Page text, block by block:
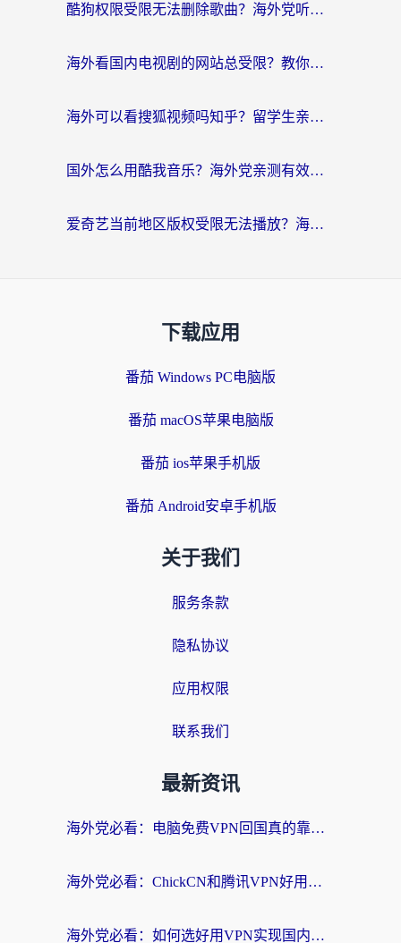
酷狗权限受限无法删除歌曲？海外党听国内音乐的终极解决方案来了
海外看国内电视剧的网站总受限？教你选对回国加速器，轻松追热剧
海外可以看搜狐视频吗知乎？留学生亲测有效的回国加速器选择指南
国外怎么用酷我音乐？海外党亲测有效的回国加速方案，附千千音乐中文歌收听指南
爱奇艺当前地区版权受限无法播放？海外党追剧看电影的终极解决方案来了
下载应用
番茄 Windows PC电脑版
番茄 macOS苹果电脑版
番茄 ios苹果手机版
番茄 Android安卓手机版
关于我们
服务条款
隐私协议
应用权限
联系我们
最新资讯
海外党必看：电脑免费VPN回国真的靠谱吗？附实测对比与最优方案指南
海外党必看：ChickCN和腾讯VPN好用吗？3招选对回国加速器，告别地区限制
海外党必看：如何选好用VPN实现国内资源无缝访问？从越南到全球都适用